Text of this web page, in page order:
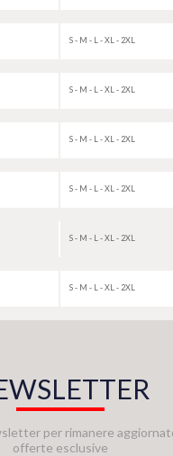
S - M - L - XL - 2XL
S - M - L - XL - 2XL
S - M - L - XL - 2XL
S - M - L - XL - 2XL
S - M - L - XL - 2XL
S - M - L - XL - 2XL
per rimanere
offerte esclusive